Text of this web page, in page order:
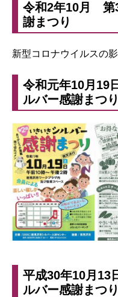
令和2年10月 第
謝まつり
新型コロナウイルスの
令和元年10月19
ルバー感謝まつり
平成30年10月13
ルバー感謝まつり